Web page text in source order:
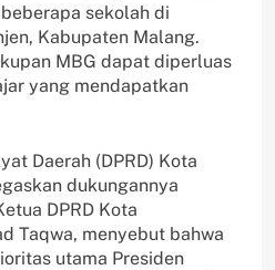
sekolah di
Kabupaten Malang.
MBG dapat diperluas
yang mendapatkan
Daerah (DPRD) Kota
dukungannya
DPRD Kota
Taqwa, menyebut bahwa
utama Presiden